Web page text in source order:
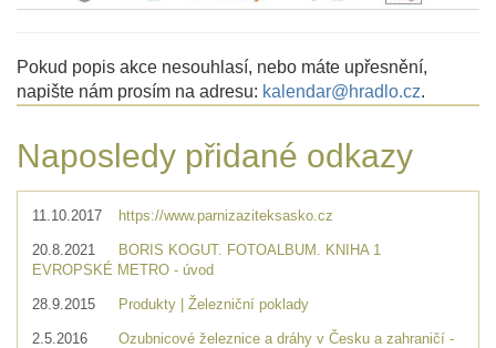
Pokud popis akce nesouhlasí, nebo máte upřesnění,
napište nám prosím na adresu: kalendar@hradlo.cz.
Naposledy přidané odkazy
11.10.2017 https://www.parnizaziteksasko.cz
20.8.2021
BORIS KOGUT. FOTOALBUM. KNIHA 1
EVROPSKÉ METRO - úvod
28.9.2015 Produkty | Železniční poklady
2.5.2016
Ozubnicové železnice a dráhy v Česku a zahraničí -